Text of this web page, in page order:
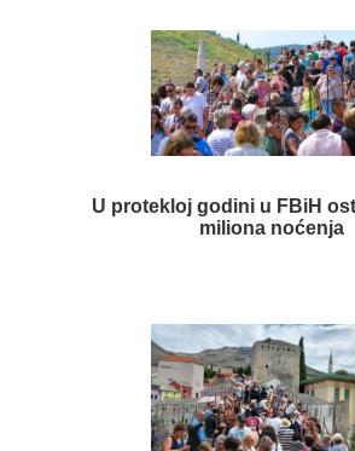
U protekloj godini u FBiH
miliona noćenja